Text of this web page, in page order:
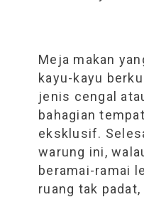
Meja makan
kayu-kayu
jenis cengal
bahagian
eksklusif.
warung ini,
beramai-ramai
ruang tak